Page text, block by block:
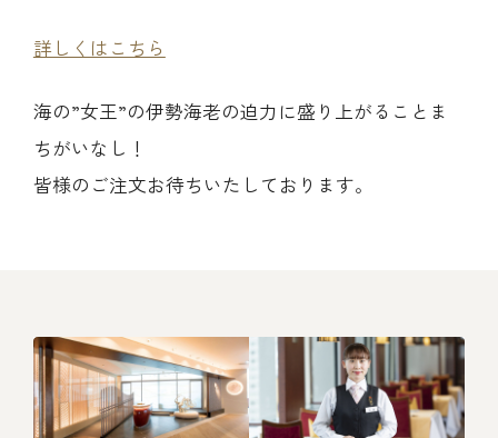
二次会
オンライン通販
(造り/焼物/蒸し/ボイル伊勢海老)
(生おせち/おせち冷凍)
弁当宅配・仕出し
製薬会社・MR
企業情報
採用情報
ご意見・お問合せ
詳しくはこちら
海の”女王”の伊勢海老の迫力に盛り上がることま
ちがいなし！
皆様のご注文お待ちいたしております。